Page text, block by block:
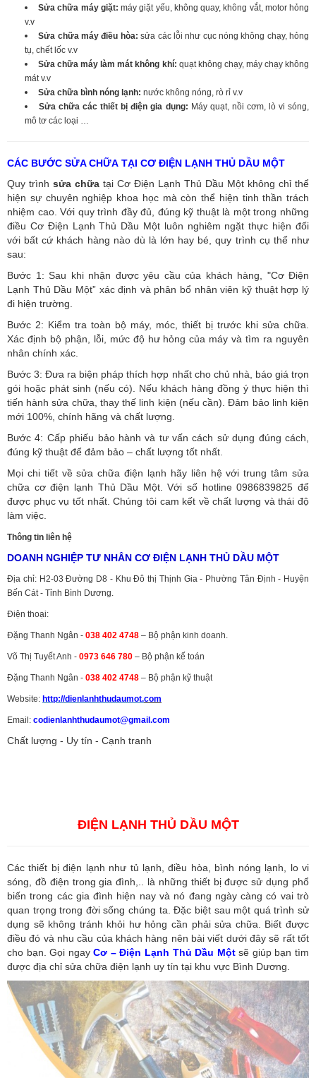
Sửa chữa máy giặt:máy giặt yếu, không quay, không vắt, motor hỏng
v.v
Sửa chữa máy điều hòa: sửa các lỗi như cục nóng không chạy, hỏng
tụ, chết lốc v.v
Sửa chữa máy làm mát không khí: quạt không chạy, máy chạy không
mát v.v
Sửa chữa bình nóng lạnh: nước không nóng, rò rỉ v.v
Sửa chữa các thiết bị điện gia dụng: Máy quạt, nồi cơm, lò vi sóng,
mô tơ các loại …
CÁC BƯỚC SỬA CHỮA TẠI CƠ ĐIỆN LẠNH THỦ DẦU MỘT
Quy trình sửa chữa tại Cơ Điện Lạnh Thủ Dầu Một không chỉ thể
hiện sự chuyên nghiệp khoa học mà còn thể hiện tinh thần trách
nhiệm cao. Với quy trình đầy đủ, đúng kỹ thuật là một trong những
điều Cơ Điện Lạnh Thủ Dầu Một luôn nghiêm ngặt thực hiện đối
với bất cứ khách hàng nào dù là lớn hay bé, quy trình cụ thể như
sau:
Bước 1: Sau khi nhận được yêu cầu của khách hàng, "Cơ Điện
Lạnh Thủ Dầu Một” xác định và phân bổ nhân viên kỹ thuật hợp lý
đi hiện trường.
Bước 2: Kiểm tra toàn bộ máy, móc, thiết bị trước khi sửa chữa.
Xác định bộ phận, lỗi, mức độ hư hỏng của máy và tìm ra nguyên
nhân chính xác.
Bước 3: Đưa ra biện pháp thích hợp nhất cho chủ nhà, báo giá trọn
gói hoặc phát sinh (nếu có). Nếu khách hàng đồng ý thực hiện thì
tiến hành sửa chữa, thay thế linh kiện (nếu cần). Đảm bảo linh kiện
mới 100%, chính hãng và chất lượng.
Bước 4: Cấp phiếu bảo hành và tư vấn cách sử dụng đúng cách,
đúng kỹ thuật để đảm bảo – chất lượng tốt nhất.
Mọi chi tiết về sửa chữa điện lạnh hãy liên hệ với trung tâm sửa
chữa cơ điện lạnh Thủ Dầu Một. Với số hotline 0986839825 để
được phục vụ tốt nhất. Chúng tôi cam kết về chất lượng và thái độ
làm việc.
Thông tin liên hệ
DOANH NGHIỆP TƯ NHÂN CƠ ĐIỆN LẠNH THỦ DẦU MỘT
Địa chỉ: H2-03 Đường D8 - Khu Đô thị Thịnh Gia - Phường Tân Định - Huyện
Bến Cát - Tỉnh Bình Dương.
Điện thoại:
Đặng Thanh Ngân - 038 402 4748 – Bộ phận kinh doanh.
Võ Thị Tuyết Anh - 0973 646 780 – Bộ phận kế toán
Đặng Thanh Ngân - 038 402 4748 – Bộ phận kỹ thuật
Website: http://dienlanhthudaumot.com
Email: codienlanhthudaumot@gmail.com
Chất lượng - Uy tín - Cạnh tranh
ĐIỆN LẠNH THỦ DẦU MỘT
Các thiết bị điện lạnh như tủ lạnh, điều hòa, bình nóng lạnh, lo vi
sóng, đồ điện trong gia đình,.. là những thiết bị được sử dụng phổ
biến trong các gia đình hiện nay và nó đang ngày càng có vai trò
quan trọng trong đời sống chúng ta. Đặc biệt sau một quá trình sử
dụng sẽ không tránh khỏi hư hỏng cần phải sửa chữa. Biết được
điều đó và nhu cầu của khách hàng nên bài viết dưới đây sẽ rất tốt
cho bạn. Gọi ngayCơ – Điện Lạnh Thủ Dầu Một sẽ giúp bạn tìm
được địa chỉ sửa chữa điện lạnh uy tín tại khu vực Bình Dương.